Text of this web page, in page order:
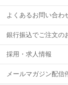
よくあるお問い合わ
銀行振込でご注文の
採用・求人情報
メールマガジン配信